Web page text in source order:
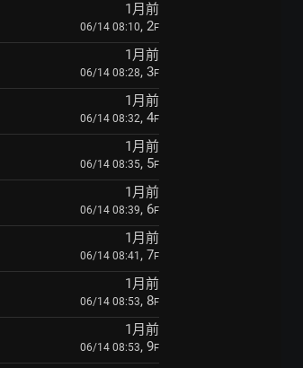
1月前
06/14 08:10, 2F
1月前
06/14 08:28, 3F
1月前
06/14 08:32, 4F
1月前
06/14 08:35, 5F
1月前
06/14 08:39, 6F
1月前
06/14 08:41 , 7F
1月前
06/14 08:53, 8F
1月前
06/14 08:53, 9F